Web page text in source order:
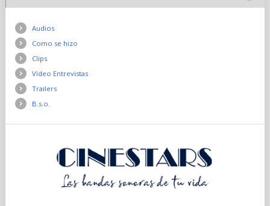
Audios
Como se hizo
Clips
Vídeo Entrevistas
Trailers
B.s.o.